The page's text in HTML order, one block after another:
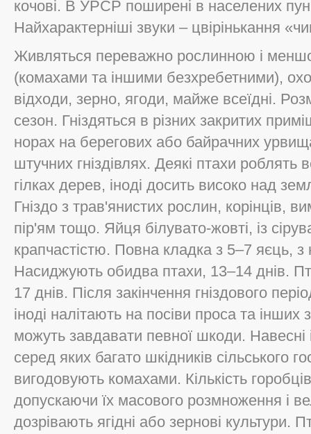
кочові. В УРСР поширені в населених
Найхарактерніші звуки – цвірінькання
Живляться переважно рослинною і
(комахами та іншими безхребетними),
відходи, зерно, ягоди, майже всеїдні.
сезон. Гніздяться в різних закритих
норах на берегових або байрачних
штучних гніздівлях. Деякі птахи роблять
гілках дерев, іноді досить високо над
Гніздо з трав'янистих рослин, корінців,
пір'ям тощо. Яйця білувато-жовті, із
крапчастістю. Повна кладка з 5–7 яєць, з
Насиджують обидва птахи, 13–14 днів.
17 днів. Після закінчення гніздового
іноді налітають на посіви проса та
можуть завдавати певної шкоди. Навесні
серед яких багато шкідників сільського
вигодовують комахами. Кількість
допускаючи їх масового розмноження і
дозрівають ягідні або зернові культури.